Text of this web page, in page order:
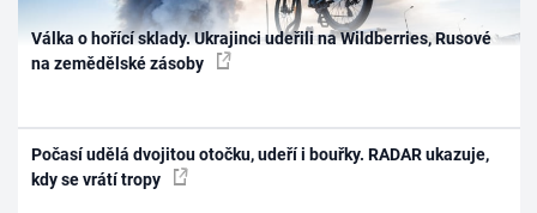
Válka o hořící sklady. Ukrajinci udeřili na Wildberries, Rusové
na zemědělské zásoby
Počasí udělá dvojitou otočku, udeří i bouřky. RADAR ukazuje,
kdy se vrátí tropy